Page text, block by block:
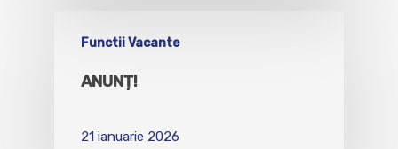
Functii Vacante
ANUNȚ!
21 ianuarie 2026